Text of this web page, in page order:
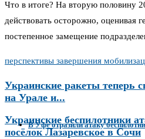
Что в итоге? На вторую половину
действовать осторожно, оценивая
постепенное замещение
перспективы завершения
Украинские ракеты теперь
на Урале и...
Украинские беспилотники
посёлок Лазаревское в Сочи
В Уфе отразили атаку